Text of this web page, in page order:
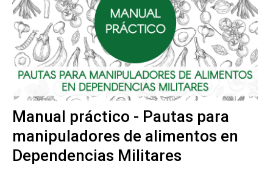
Manual práctico - Pautas para
manipuladores de alimentos en
Dependencias Militares